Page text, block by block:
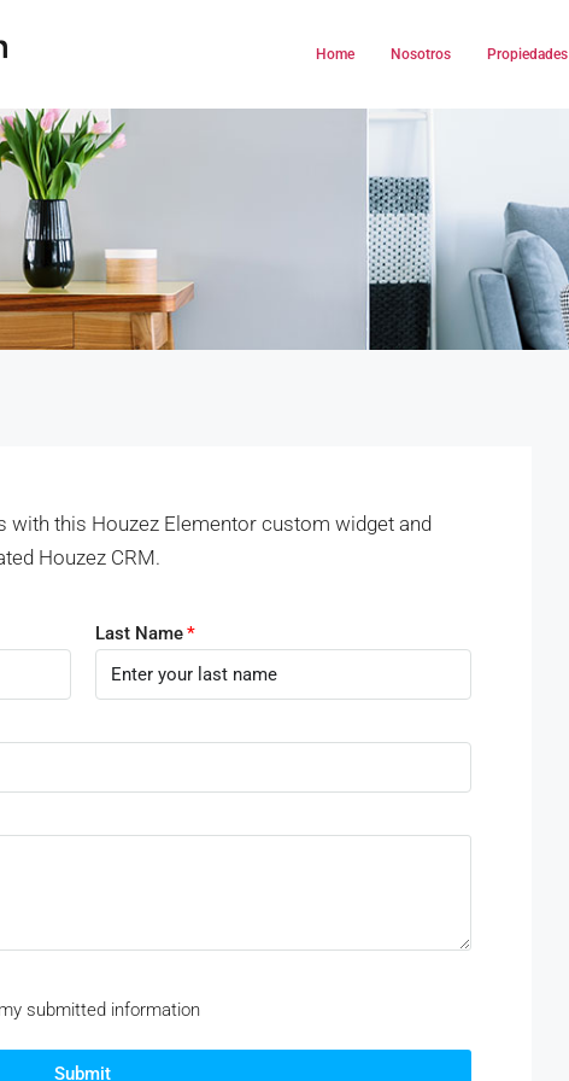
Home Nosotros Propiedades
this Houzez Elementor custom widget and
Houzez CRM.
Last Name
submitted information
Submit